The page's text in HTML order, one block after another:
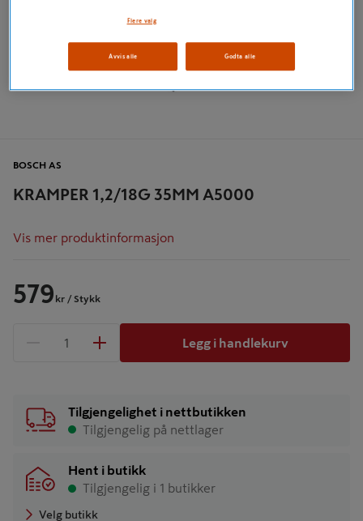
KRAMPER 1,2/18G 35MM A5000
BOSCH AS
Vis mer produktinformasjon
579 kr / Stykk
1 produkter
Legg i handlekurv
Tilgjengelighet i nettbutikken
Tilgjengelig på nettlager
Hent i butikk
Tilgjengelig i 1 butikker
Velg butikk
Flere valg
Avvis alle Godta alle